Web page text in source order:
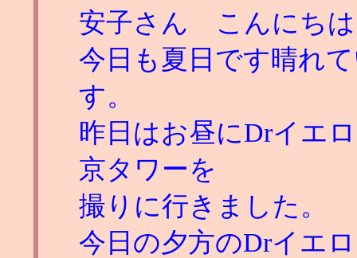
安子さん こんにちは
今日も夏日です晴れ
す。
昨日はお昼にDrイエ
京タワーを
撮りに行きました。
今日の夕方のDrイエ